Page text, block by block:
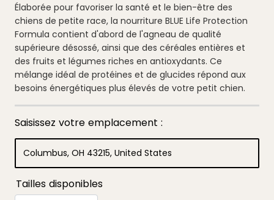
sur
,
valeur
de
note
moyenne.
Read
77
Reviews.
Lien
la
même
page.
Élaborée pour favoriser la santé et le bien-être des
chiens de petite race, la nourriture BLUE Life Protection
Formula contient d'abord de l'agneau de qualité
supérieure désossé, ainsi que des céréales entières et
des fruits et légumes riches en antioxydants. Ce
mélange idéal de protéines et de glucides répond aux
besoins énergétiques plus élevés de votre petit chien.